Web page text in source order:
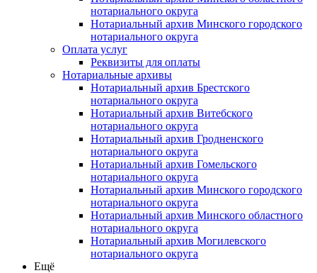
нотариального округа
Нотариальный архив Минского городского
нотариального округа
Оплата услуг
Реквизиты для оплаты
Нотариальные архивы
Нотариальный архив Брестского
нотариального округа
Нотариальный архив Витебского
нотариального округа
Нотариальный архив Гродненского
нотариального округа
Нотариальный архив Гомельского
нотариального округа
Нотариальный архив Минского городского
нотариального округа
Нотариальный архив Минского областного
нотариального округа
Нотариальный архив Могилевского
нотариального округа
Ещё